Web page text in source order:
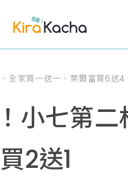
全家買一送一、萊爾富買6送4
小七第
2送1